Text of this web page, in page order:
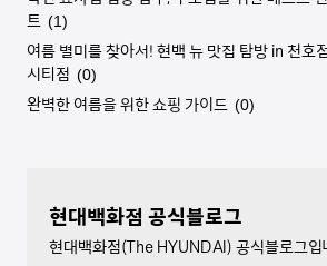
트 (1)
여름 별미를 찾아서! 현백 뉴 맛집 탐방 in 천호
시티점 (0)
완벽한 여름을 위한 쇼핑 가이드 (0)
현대백화점 공식블로그
현대백화점(The HYUNDAI) 공식블로그입